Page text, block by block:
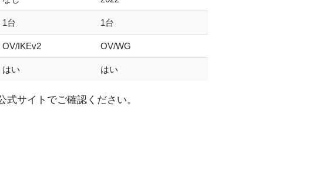
1台 1台
OV/IKEv2 OV/WG
はい はい
サイトでご確認ください。